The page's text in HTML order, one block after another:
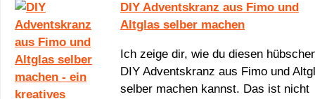
DIY Adventskranz aus Fimo und
Altglas selber machen
Ich zeige dir, wie du diesen
DIY Adventskranz aus Fimo und
selber machen kannst. Das ist nicht